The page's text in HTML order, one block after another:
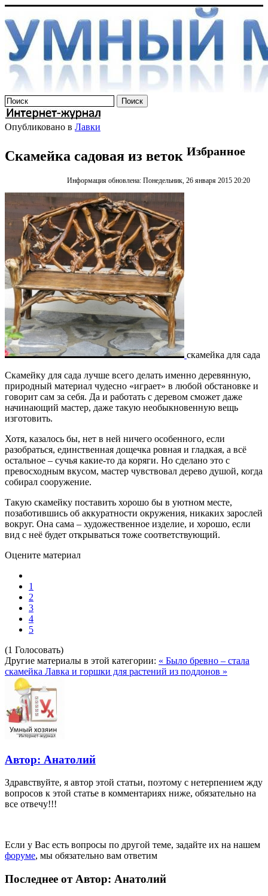
Опубликовано в Лавки
Скамейка садовая из веток Избранное
Информация обновлена: Понедельник, 26 января 2015 20:20
скамейка для сада
Скамейку для сада лучше всего делать именно деревянную,
природный материал чудесно «играет» в любой обстановке и
говорит сам за себя. Да и работать с деревом сможет даже
начинающий мастер, даже такую необыкновенную вещь
изготовить.
Хотя, казалось бы, нет в ней ничего особенного, если
разобраться, единственная дощечка ровная и гладкая, а всё
остальное – сучья какие-то да коряги. Но сделано это с
превосходным вкусом, мастер чувствовал дерево душой, когда
собирал сооружение.
Такую скамейку поставить хорошо бы в уютном месте,
позаботившись об аккуратности окружения, никаких зарослей
вокруг. Она сама – художественное изделие, и хорошо, если
вид с неё будет открываться тоже соответствующий.
Оцените материал
1
2
3
4
5
(1 Голосовать)
Другие материалы в этой категории: « Было бревно – стала
скамейка Лавка и горшки для растений из поддонов »
Автор: Анатолий
Здравствуйте, я автор этой статьи, поэтому с нетерпением жду
вопросов к этой статье в комментариях ниже, обязательно на
все отвечу!!!
Если у Вас есть вопросы по другой теме, задайте их на нашем
форуме, мы обязательно вам ответим
Последнее от Автор: Анатолий